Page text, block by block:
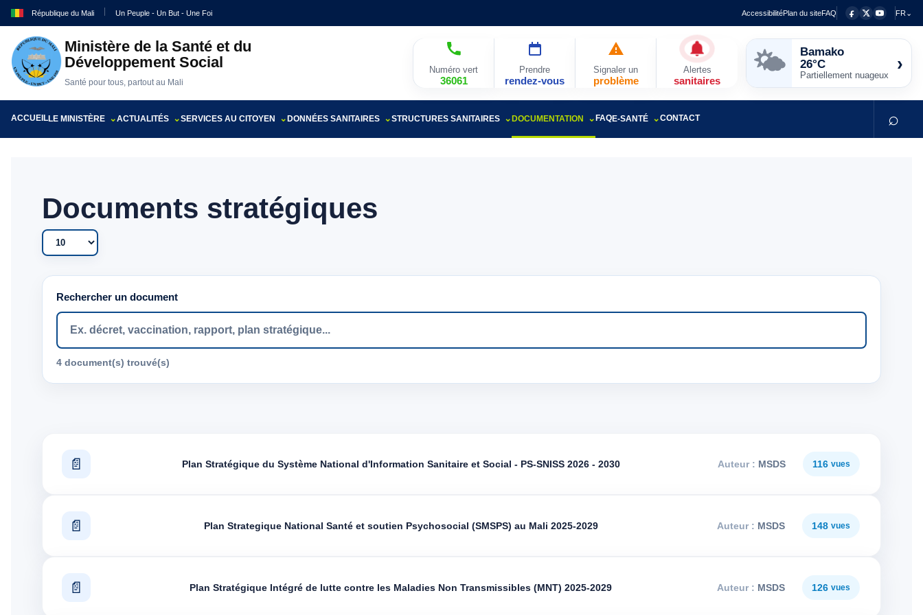
République du Mali Un Peuple - Un But - Une Foi AccessibilitéPlan du siteFAQ FR⌄
Ministère de la Santé et du
Développement Social
Santé pour tous, partout au Mali
Numéro vert
36061
Prendre
rendez-vous
Signaler un
problème
Alertes
sanitaires
🌤️
Bamako
26°C
Partiellement nuageux
›
ACCUEILLE MINISTÈRE ACTUALITÉS SERVICES AU CITOYEN DONNÉES SANITAIRES STRUCTURES SANITAIRES DOCUMENTATION FAQE-SANTÉ CONTACT ⌕
Documents stratégiques
Afficher #
Rechercher un document
4 document(s) trouvé(s)
Plan Stratégique du Système National d'Information Sanitaire et Social - PS-SNISS 2026 - 2030 MSDS 116
Plan Strategique National Santé et soutien Psychosocial (SMSPS) au Mali 2025-2029 MSDS 148
Plan Stratégique Intégré de lutte contre les Maladies Non Transmissibles (MNT) 2025-2029 MSDS 126